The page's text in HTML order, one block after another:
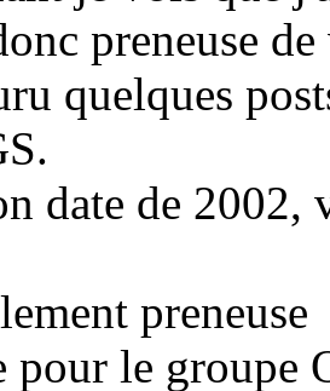
preneuse
quelques
date de 2002,
preneuse
pour le groupe